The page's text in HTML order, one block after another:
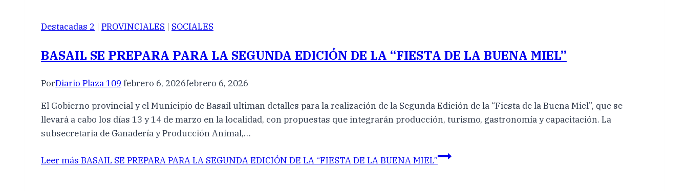
Destacadas 2 | PROVINCIALES | SOCIALES
BASAIL SE PREPARA PARA LA SEGUNDA EDICIÓN DE LA “FIESTA DE LA BUENA MIEL”
PorDiario Plaza 109 febrero 6, 2026febrero 6, 2026
El Gobierno provincial y el Municipio de Basail ultiman detalles para la realización de la Segunda Edición de la “Fiesta de la Buena Miel”, que se
llevará a cabo los días 13 y 14 de marzo en la localidad, con propuestas que integrarán producción, turismo, gastronomía y capacitación. La
subsecretaria de Ganadería y Producción Animal,…
Leer más BASAIL SE PREPARA PARA LA SEGUNDA EDICIÓN DE LA “FIESTA DE LA BUENA MIEL”